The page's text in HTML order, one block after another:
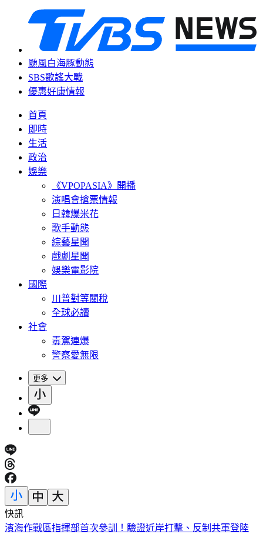
颱風白海豚動態
SBS歌謠大戰
優惠好康情報
首頁
即時
生活
政治
娛樂
《VPOPASIA》開播
演唱會搶票情報
日韓爆米花
歌手動態
綜藝星聞
戲劇星聞
娛樂電影院
國際
川普對等關稅
全球必讀
社會
毒駕連爆
警察愛無限
更多
快訊
快訊／遲未退房！高雄男「全裸陳屍旅館內」 工作人員揭異